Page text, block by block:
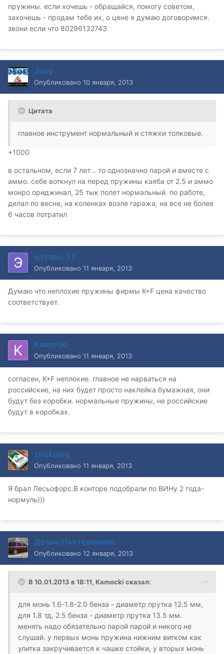
пружины. если хочешь - обращайся, помогу советом,
захочешь - продам тебе их, о цене я думаю договоримся.
звони если что 80296132743
Joey
Опубликовано 10 января, 2013
Цитата
главное инструмент нормальный и стяжки толковые.
+1000
в остальном, если 7 лет... то однозначно парой и вместе с
аммо. себе воткнул на перед пружины каяба от 2.5 и аммо
монро ориджинал, 25 тык полет нормальный. по работе,
делал по весне, на коленках возле гаража, на все не более
6 часов потратил
эдуард 37
Опубликовано 11 января, 2013
Думаю что неплохие пружины фирмы К+F цена качество
соответствует.
Kamocki
Опубликовано 11 января, 2013
согласен, K+F неплохие. главное не нарваться на
российские, на них будет просто наклейка бумажная, они
будут без коробки. нормальные пружины, не российские
будут в коробках.
zhukoleg
Опубликовано 11 января, 2013
Я брал Лесьофорс.В конторе подобрали по ВИНу 2 года-
нормуль)))
Денис Пестерников
Опубликовано 12 января, 2013
В 10.01.2013 в 18:11, Kamocki сказал:
для монь 1.6-1.8-2.0 бенза - диаметр прутка 12.5 мм,
для 1.8 тд, 2.5 бенза - диаметр прутка 13.5 мм.
менять надо обязательно парой парой и никого не
слушай. у первых монь пружина нижним витком как
улитка закручивается к чашке стойки, у вторых монь